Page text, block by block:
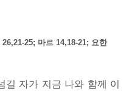
25; 마르 14,18-21; 요한
길 자가 지금 나와 함께 이